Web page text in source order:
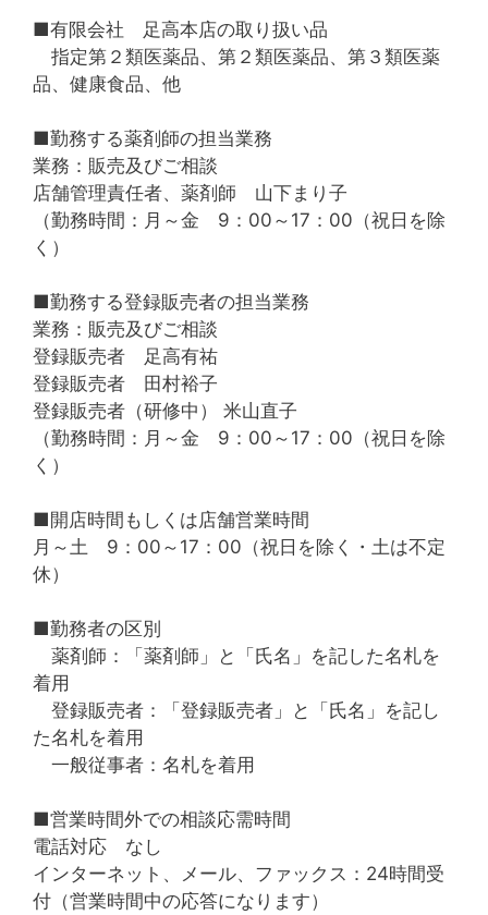
■有限会社 足高本店の取り扱い品
指定第２類医薬品、第２類医薬品、第３類医薬
品、健康食品、他
■勤務する薬剤師の担当業務
業務：販売及びご相談
店舗管理責任者、薬剤師 山下まり子
（勤務時間：月～金 9：00～17：00（祝日を除
く）
■勤務する登録販売者の担当業務
業務：販売及びご相談
登録販売者 足高有祐
登録販売者 田村裕子
登録販売者（研修中） 米山直子
（勤務時間：月～金 9：00～17：00（祝日を除
く）
■開店時間もしくは店舗営業時間
月～土 9：00～17：00（祝日を除く・土は不定
休）
■勤務者の区別
薬剤師：「薬剤師」と「氏名」を記した名札を
着用
登録販売者：「登録販売者」と「氏名」を記し
た名札を着用
一般従事者：名札を着用
■営業時間外での相談応需時間
電話対応 なし
インターネット、メール、ファックス：24時間受
付（営業時間中の応答になります）